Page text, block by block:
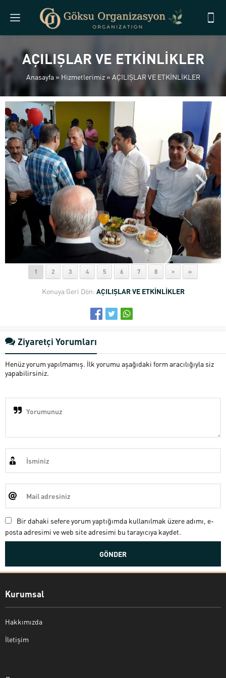
AÇILIŞLAR VE ETKİNLİKLER
Anasayfa» Hizmetlerimiz» AÇILIŞLAR VE ETKİNLİKLER
1 2 3 4 5 6 7 8 > »
Konuya Geri Dön: AÇILIŞLAR VE ETKİNLİKLER
Ziyaretçi Yorumları
Henüz yorum yapılmamış. İlk yorumu aşağıdaki form aracılığıyla siz
yapabilirsiniz.
Bir dahaki sefere yorum yaptığımda kullanılmak üzere adımı, e-
posta adresimi ve web site adresimi bu tarayıcıya kaydet.
Kurumsal
Hakkımızda
İletişim